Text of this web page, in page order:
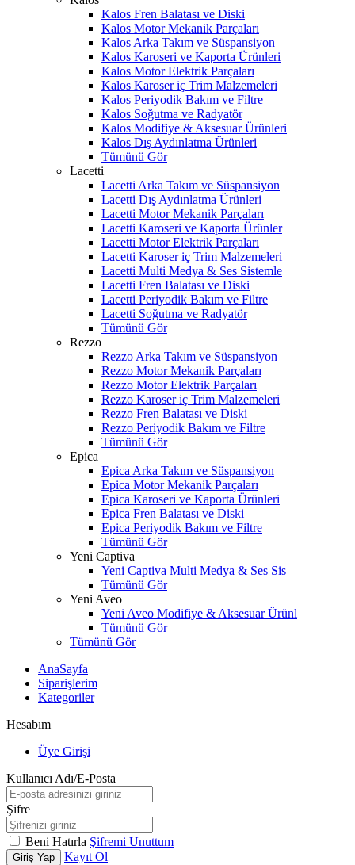
Kalos Fren Balatası ve Diski
Kalos Motor Mekanik Parçaları
Kalos Arka Takım ve Süspansiyon
Kalos Karoseri ve Kaporta Ürünleri
Kalos Motor Elektrik Parçaları
Kalos Karoser iç Trim Malzemeleri
Kalos Periyodik Bakım ve Filtre
Kalos Soğutma ve Radyatör
Kalos Modifiye & Aksesuar Ürünleri
Kalos Dış Aydınlatma Ürünleri
Tümünü Gör
Lacetti
Lacetti Arka Takım ve Süspansiyon
Lacetti Dış Aydınlatma Ürünleri
Lacetti Motor Mekanik Parçaları
Lacetti Karoseri ve Kaporta Ürünler
Lacetti Motor Elektrik Parçaları
Lacetti Karoser iç Trim Malzemeleri
Lacetti Multi Medya & Ses Sistemle
Lacetti Fren Balatası ve Diski
Lacetti Periyodik Bakım ve Filtre
Lacetti Soğutma ve Radyatör
Tümünü Gör
Rezzo
Rezzo Arka Takım ve Süspansiyon
Rezzo Motor Mekanik Parçaları
Rezzo Motor Elektrik Parçaları
Rezzo Karoser iç Trim Malzemeleri
Rezzo Fren Balatası ve Diski
Rezzo Periyodik Bakım ve Filtre
Tümünü Gör
Epica
Epica Arka Takım ve Süspansiyon
Epica Motor Mekanik Parçaları
Epica Karoseri ve Kaporta Ürünleri
Epica Fren Balatası ve Diski
Epica Periyodik Bakım ve Filtre
Tümünü Gör
Yeni Captiva
Yeni Captiva Multi Medya & Ses Sis
Tümünü Gör
Yeni Aveo
Yeni Aveo Modifiye & Aksesuar Ürünl
Tümünü Gör
Tümünü Gör
AnaSayfa
Siparişlerim
Kategoriler
Hesabım
Üye Girişi
Kullanıcı Adı/E-Posta
Şifre
Beni Hatırla Şifremi Unuttum
Giriş Yap
Kayıt Ol